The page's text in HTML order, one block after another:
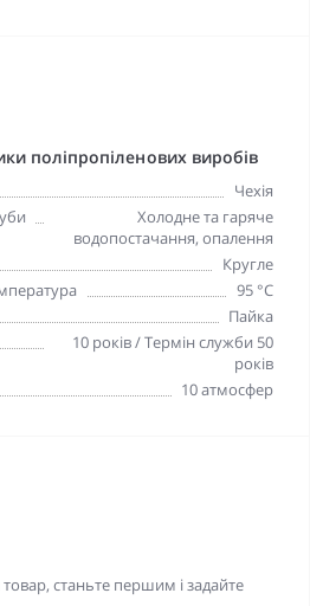
поліпропіленових виробів
Чехія
Холодне та гаряче
водопостачання, опалення
Кругле
95 °C
Пайка
10 років / Термін служби 50
років
10 атмосфер
станьте першим і задайте